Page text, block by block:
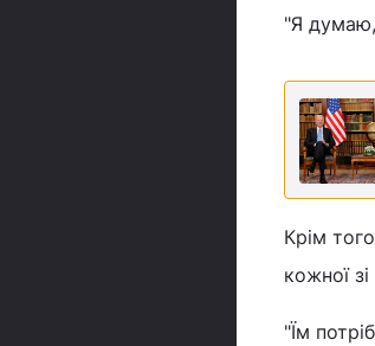
"Я думаю,
Крім
кожної
"Їм